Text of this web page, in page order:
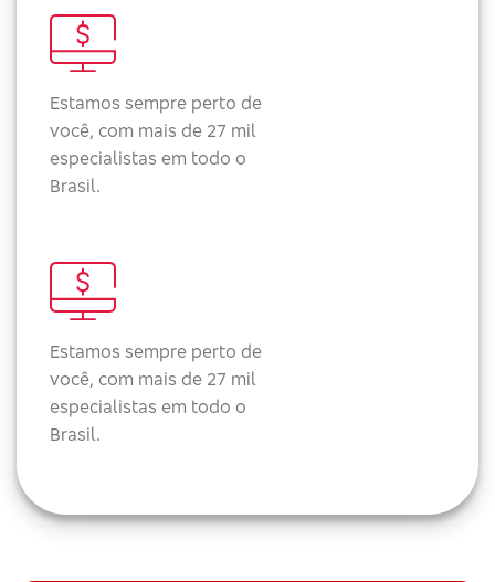
Estamos sempre perto de
você, com mais de 27 mil
especialistas em todo o
Brasil.
Estamos sempre perto de
você, com mais de 27 mil
especialistas em todo o
Brasil.